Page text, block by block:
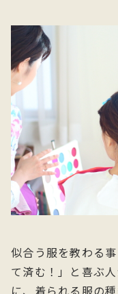
似合う服を教わる
て済む！」と喜ぶ